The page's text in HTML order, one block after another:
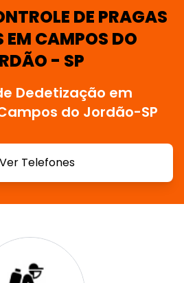
DE PRAGAS
EM CAMPOS DO
- SP
Dedetização em
do Jordão-SP
Ver Telefones